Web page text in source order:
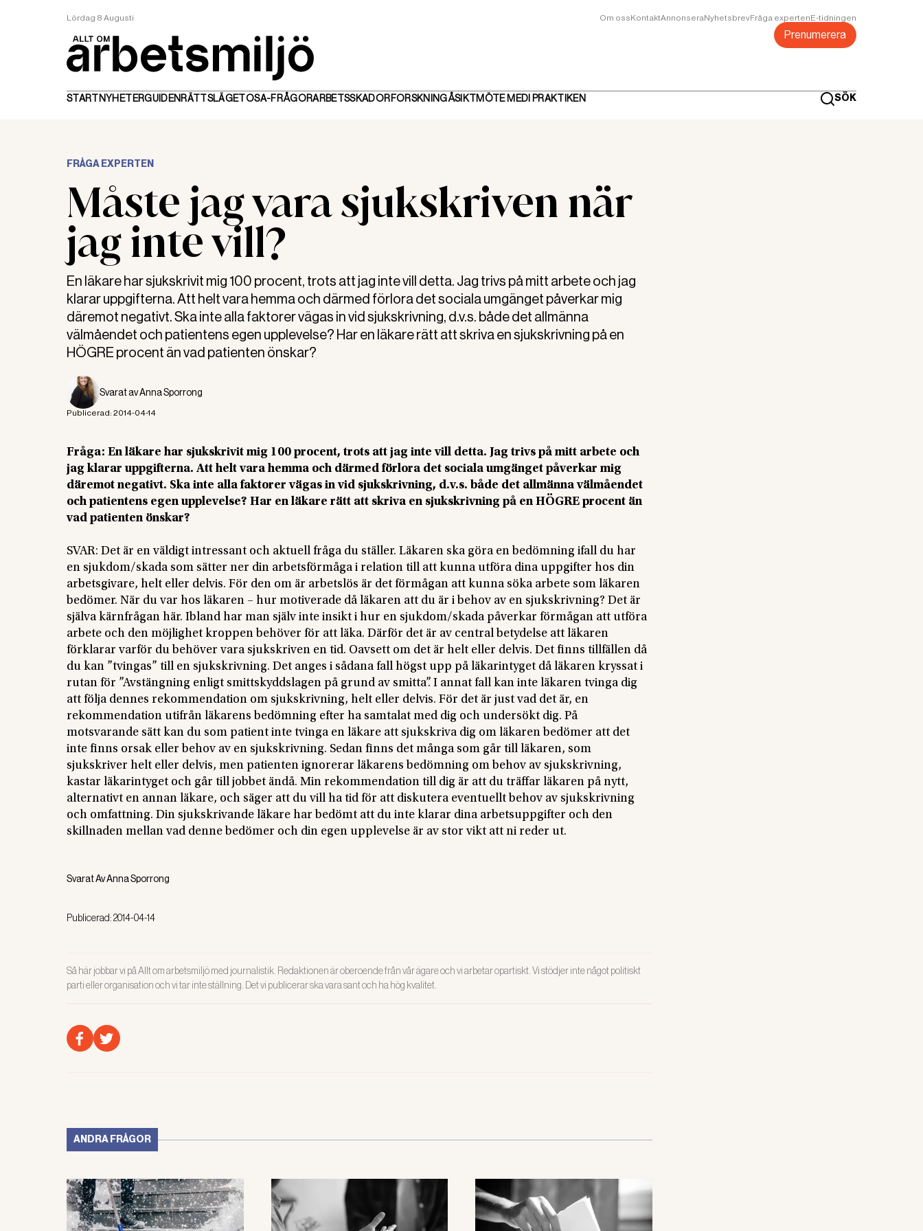
Lördag 8 Augusti Om ossKontaktAnnonseraNyhetsbrevFråga expertenE-tidningen
Prenumerera
STARTNYHETERGUIDEN RÄTTSLÄGETOSA-FRÅGORARBETSSKADORFORSKNINGÅSIKTMÖTE MED I PRAKTIKEN SÖK
FRÅGA EXPERTEN
Måste jag vara sjukskriven när
jag inte vill?
En läkare har sjukskrivit mig 100 procent, trots att jag inte vill detta. Jag trivs på mitt arbete och jag
klarar uppgifterna. Att helt vara hemma och därmed förlora det sociala umgänget påverkar mig
däremot negativt. Ska inte alla faktorer vägas in vid sjukskrivning, d.v.s. både det allmänna
välmåendet och patientens egen upplevelse? Har en läkare rätt att skriva en sjukskrivning på en
HÖGRE procent än vad patienten önskar?
Svarat avAnna Sporrong
Publicerad: 2014-04-14
Fråga: En läkare har sjukskrivit mig 100 procent, trots att jag inte vill detta. Jag trivs på mitt arbete och
jag klarar uppgifterna. Att helt vara hemma och därmed förlora det sociala umgänget påverkar mig
däremot negativt. Ska inte alla faktorer vägas in vid sjukskrivning, d.v.s. både det allmänna välmåendet
och patientens egen upplevelse? Har en läkare rätt att skriva en sjukskrivning på en HÖGRE procent än
vad patienten önskar?
SVAR: Det är en väldigt intressant och aktuell fråga du ställer. Läkaren ska göra en bedömning ifall du har
en sjukdom/skada som sätter ner din arbetsförmåga i relation till att kunna utföra dina uppgifter hos din
arbetsgivare, helt eller delvis. För den om är arbetslös är det förmågan att kunna söka arbete som läkaren
bedömer. När du var hos läkaren – hur motiverade då läkaren att du är i behov av en sjukskrivning? Det är
själva kärnfrågan här. Ibland har man själv inte insikt i hur en sjukdom/skada påverkar förmågan att utföra
arbete och den möjlighet kroppen behöver för att läka. Därför det är av central betydelse att läkaren
förklarar varför du behöver vara sjukskriven en tid. Oavsett om det är helt eller delvis. Det finns tillfällen då
du kan ”tvingas” till en sjukskrivning. Det anges i sådana fall högst upp på läkarintyget då läkaren kryssat i
rutan för ”Avstängning enligt smittskyddslagen på grund av smitta”. I annat fall kan inte läkaren tvinga dig
att följa dennes rekommendation om sjukskrivning, helt eller delvis. För det är just vad det är, en
rekommendation utifrån läkarens bedömning efter ha samtalat med dig och undersökt dig. På
motsvarande sätt kan du som patient inte tvinga en läkare att sjukskriva dig om läkaren bedömer att det
inte finns orsak eller behov av en sjukskrivning. Sedan finns det många som går till läkaren, som
sjukskriver helt eller delvis, men patienten ignorerar läkarens bedömning om behov av sjukskrivning,
kastar läkarintyget och går till jobbet ändå. Min rekommendation till dig är att du träffar läkaren på nytt,
alternativt en annan läkare, och säger att du vill ha tid för att diskutera eventuellt behov av sjukskrivning
och omfattning. Din sjukskrivande läkare har bedömt att du inte klarar dina arbetsuppgifter och den
skillnaden mellan vad denne bedömer och din egen upplevelse är av stor vikt att ni reder ut.
Svarat AvAnna Sporrong
Publicerad:2014-04-14
Så här jobbar vi på Allt om arbetsmiljö med journalistik. Redaktionen är oberoende från vår ägare och vi arbetar opartiskt. Vi stödjer inte något politiskt
parti eller organisation och vi tar inte ställning. Det vi publicerar ska vara sant och ha hög kvalitet.
ANDRA FRÅGOR